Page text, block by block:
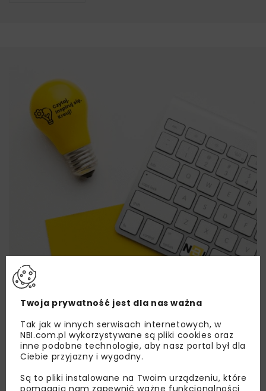
Lubisz wiedzieć więcej?
Zapisz się do newslettera aby otrzymywać od
nas najlepsze informacje branżowe,
zaproszenia na wydarzenia, atrakcyjne oferty i
dedykowane akcje specjalne.
Twoja prywatność jest dla nas ważna
Tak jak w innych serwisach internetowych, w
NBI.com.pl wykorzystywane są pliki cookies oraz
inne podobne technologie, aby nasz portal był dla
Ciebie przyjazny i wygodny.
Są to pliki instalowane na Twoim urządzeniu, które
pomagają nam zapewnić ważne funkcjonalności